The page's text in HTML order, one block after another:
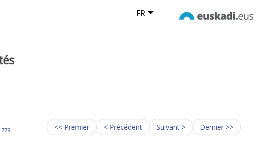
FR
<< Premier < Précédent Suivant > Dernier >>